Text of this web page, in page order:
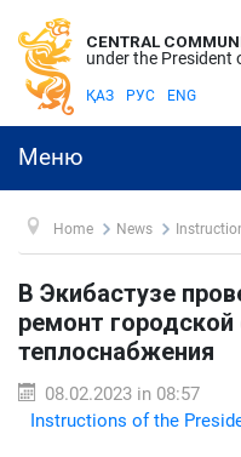
CENTRAL
under the President
ҚАЗ РУС ENG
Меню
Home News
В Экибастузе
ремонт
теплоснабжения
08.02.2023 in 08:57
Instructions of the